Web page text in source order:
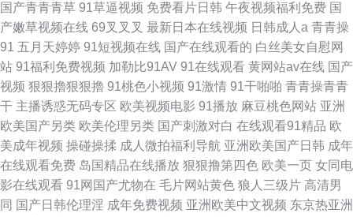
国产青青青草 91草逼视频 免费看片日韩 午夜视频福利免费 国
产嫩草视频在线 69叉叉叉 最新日本在线视频 日韩成人a 青青操
91 五月天婷婷 91短视频在线 国产在线观看的 白丝美女自慰网
站 91福利免费视频 加勒比91AV 91在线观看 黄网站av在线 国产
视频 狠狠擼狠狠擼 91桃色小视频 91激情 91干啪啪 青青操青青
干 主播诱惑无码专区 欧美视频电影 91播放 麻豆桃色网站 亚洲
欧美国产另类 欧美伦理另类 国产刺激对白 在线观看91精品 欧
美成年视频 操碰操揉 成人微拍福利导航 亚洲欧美国产日韩 成年
在线观看免费 岛国精品在线播放 狠狠撸第四色 欧美一页 女同电
影在线观看 91网国产尤物在 毛片网站黄色 狼人三级片 高清男
同 国产日韩伦理淫 成年免费视频 亚洲欧美中文视频 东京热亚洲